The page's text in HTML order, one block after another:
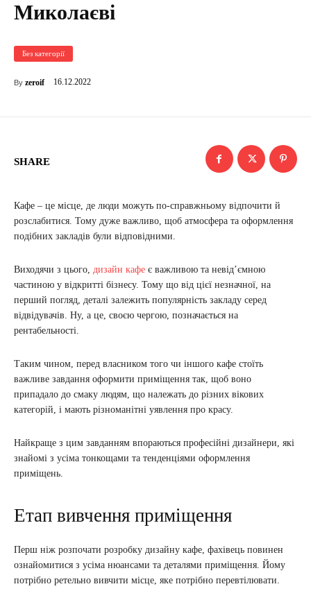
Миколаєві
Без категорії
By zeroif 16.12.2022
SHARE
Кафе – це місце, де люди можуть по-справжньому відпочити й
розслабитися. Тому дуже важливо, щоб атмосфера та оформлення
подібних закладів були відповідними.
Виходячи з цього, дизайн кафе є важливою та невід’ємною
частиною у відкритті бізнесу. Тому що від цієї незначної, на
перший погляд, деталі залежить популярність закладу серед
відвідувачів. Ну, а це, своєю чергою, позначається на
рентабельності.
Таким чином, перед власником того чи іншого кафе стоїть
важливе завдання оформити приміщення так, щоб воно
припадало до смаку людям, що належать до різних вікових
категорій, і мають різноманітні уявлення про красу.
Найкраще з цим завданням впораються професійні дизайнери, які
знайомі з усіма тонкощами та тенденціями оформлення
приміщень.
Етап вивчення приміщення
Перш ніж розпочати розробку дизайну кафе, фахівець повинен
ознайомитися з усіма нюансами та деталями приміщення. Йому
потрібно ретельно вивчити місце, яке потрібно перевтілювати.